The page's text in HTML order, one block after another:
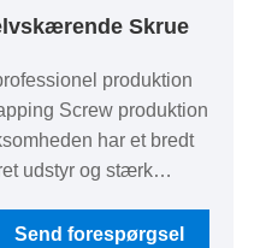
Skrue
produktion
Screw produktion
har et bredt
udstyr og stærk
hurtig levering. Vores
Send forespørgsel